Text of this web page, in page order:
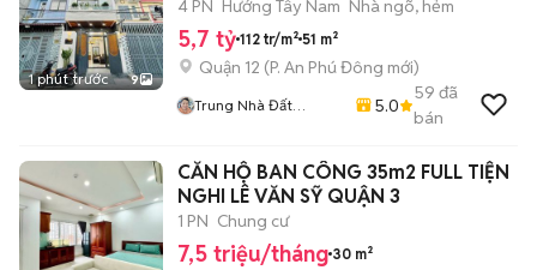
1 phút trước 9
Vấp
4 PN Hướng Tây Nam Nhà ngõ, hẻm
5,7 tỷ 112 tr/m² 51 m²
Quận 12 (P. An Phú Đông mới)
Trung Nhà Đất
5.0
59 đã
bán
CĂN HỘ BAN CÔNG 35m2 FULL TIỆN
NGHI LÊ VĂN SỸ QUẬN 3
1 PN Chung cư
7,5 triệu/tháng 30 m²